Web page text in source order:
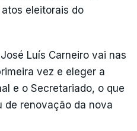
eleitorais do
Luís Carneiro vai nas
vez e eleger a
e o Secretariado, o que
de renovação da nova